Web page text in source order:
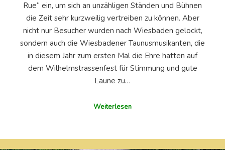
Rue“ ein, um sich an unzähligen Ständen und Bühnen
die Zeit sehr kurzweilig vertreiben zu können. Aber
nicht nur Besucher wurden nach Wiesbaden gelockt,
sondern auch die Wiesbadener Taunusmusikanten, die
in diesem Jahr zum ersten Mal die Ehre hatten auf
dem Wilhelmstrassenfest für Stimmung und gute
Laune zu…
Weiterlesen